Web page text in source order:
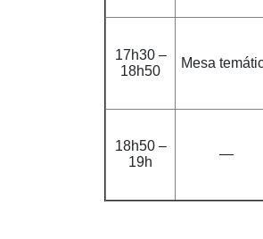
17h30 –
18h50
Mesa
18h50 –
19h
—